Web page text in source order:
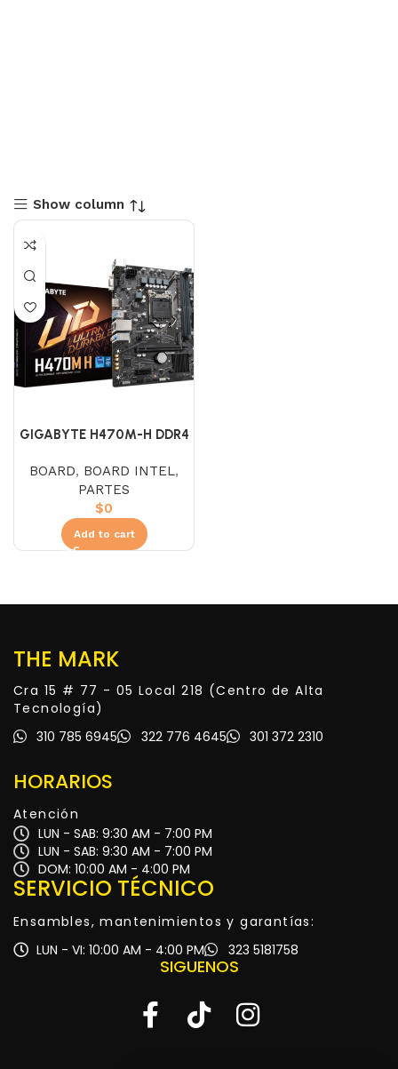
Show column
GIGABYTE H470M-H DDR4
BOARD, BOARD INTEL,
PARTES
$0
Add to cart
THE MARK
Cra 15 # 77 - 05 Local 218 (Centro de Alta
Tecnología)
310 785 6945
322 776 4645 301 372 2310
HORARIOS
Atención
LUN - SAB: 9:30 AM - 7:00 PM
LUN - SAB: 9:30 AM - 7:00 PM
DOM: 10:00 AM - 4:00 PM
SERVICIO TÉCNICO
Ensambles, mantenimientos y garantías:
LUN - VI: 10:00 AM - 4:00 PM
323 5181758
SIGUENOS